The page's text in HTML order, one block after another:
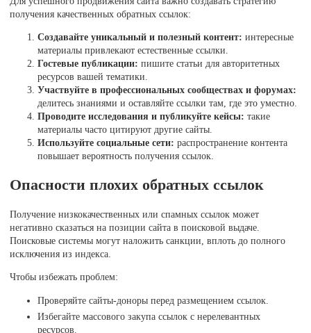
получения качественных обратных ссылок:
Создавайте уникальный и полезный контент: интересные
материалы привлекают естественные ссылки.
Гостевые публикации: пишите статьи для авторитетных
ресурсов вашей тематики.
Участвуйте в профессиональных сообществах и форумах:
делитесь знаниями и оставляйте ссылки там, где это уместно.
Проводите исследования и публикуйте кейсы: такие
материалы часто цитируют другие сайты.
Используйте социальные сети: распространение контента
повышает вероятность получения ссылок.
Опасности плохих обратных ссылок
Получение низкокачественных или спамных ссылок может
негативно сказаться на позиции сайта в поисковой выдаче.
Поисковые системы могут наложить санкции, вплоть до полного
исключения из индекса.
Чтобы избежать проблем:
Проверяйте сайты-доноры перед размещением ссылок.
Избегайте массового закупа ссылок с нерелевантных
ресурсов.